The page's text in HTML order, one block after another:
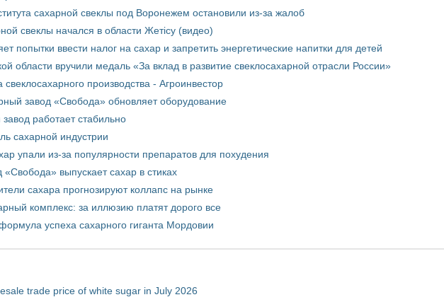
сахарной свеклы под Воронежем остановили из-за жалоб
свеклы начался в области Жетісу (видео)
попытки ввести налог на сахар и запретить энергетические напитки для детей
области вручили медаль «За вклад в развитие свеклосахарной отрасли России»
производства - Агроинвестор
завод «Свобода» обновляет оборудование
работает стабильно
сахарной индустрии
упали из-за популярности препаратов для похудения
«Свобода» выпускает сахар в стиках
сахара прогнозируют коллапс на рынке
комплекс: за иллюзию платят дорого все
успеха сахарного гиганта Мордовии
trade price of white sugar in July 2026